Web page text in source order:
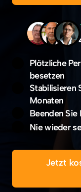
Plötzliche
besetzen
Stabilisieren
Monaten
Beenden
Nie wieder
Jetzt